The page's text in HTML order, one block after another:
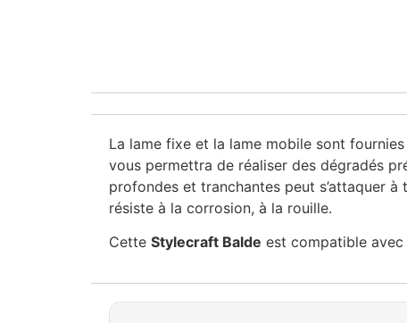
La lame fixe et la lame mobile sont fournies
vous permettra de réaliser des dégradés
profondes et tranchantes peut s’attaquer
résiste à la corrosion, à la rouille.
Cette Stylecraft Balde est compatible avec